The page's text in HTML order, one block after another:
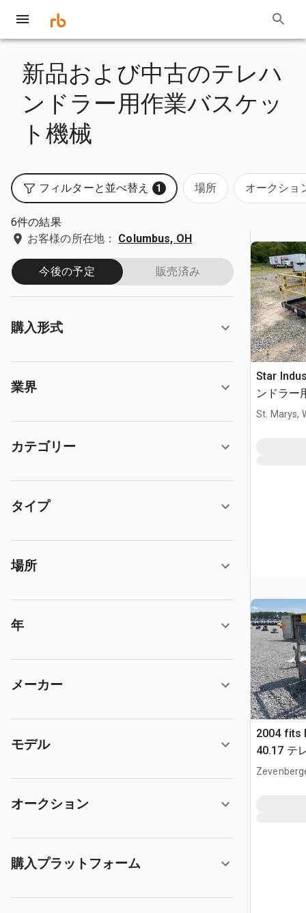
新品および中古のテレハ
ンドラー用作業バスケッ
ト機械
フィルターと並べ替え 1 場所 オークショ
6件の結果
お客様の所在地：
Columbus, OH
今後の予定 販売済み
購入形式
業界
カテゴリー
タイプ
場所
年
メーカー
モデル
オークション
購入プラットフォーム
Star
ンドラー
St. Marys,
2004 fits
40.17 テ
バスケッ